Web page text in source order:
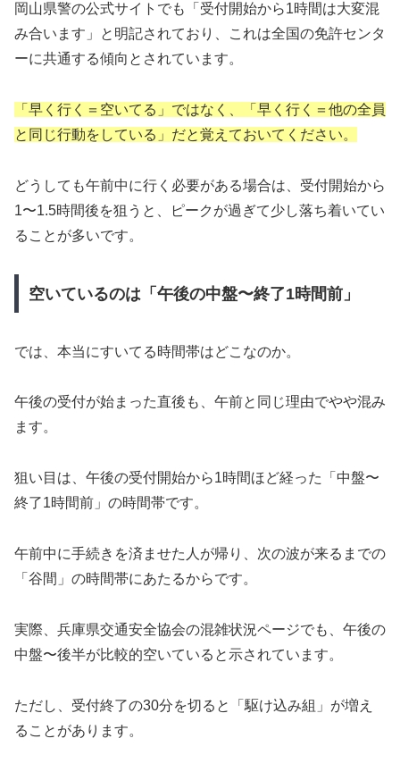
岡山県警の公式サイトでも「受付開始から1時間は大変混
み合います」と明記されており、これは全国の免許センタ
ーに共通する傾向とされています。
「早く行く＝空いてる」ではなく、「早く行く＝他の全員
と同じ行動をしている」だと覚えておいてください。
どうしても午前中に行く必要がある場合は、受付開始から
1〜1.5時間後を狙うと、ピークが過ぎて少し落ち着いてい
ることが多いです。
空いているのは「午後の中盤〜終了1時間前」
では、本当にすいてる時間帯はどこなのか。
午後の受付が始まった直後も、午前と同じ理由でやや混み
ます。
狙い目は、午後の受付開始から1時間ほど経った「中盤〜
終了1時間前」の時間帯です。
午前中に手続きを済ませた人が帰り、次の波が来るまでの
「谷間」の時間帯にあたるからです。
実際、兵庫県交通安全協会の混雑状況ページでも、午後の
中盤〜後半が比較的空いていると示されています。
ただし、受付終了の30分を切ると「駆け込み組」が増え
ることがあります。